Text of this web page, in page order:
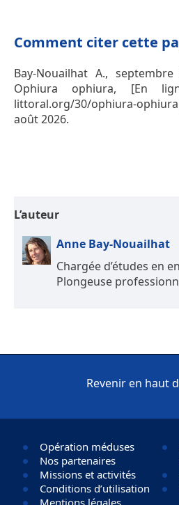
Comment citer cette
Bay-Nouailhat A.,
Ophiura ophiura, [En
littoral.org/30/ophiura-
août 2026.
L’auteur
Anne Bay-Nouailhat
Chargée d’études en
Plongeuse
Revenir en haut
Opération méduses
Nos partenaires
Missions et activités
Conditions d’utilisation